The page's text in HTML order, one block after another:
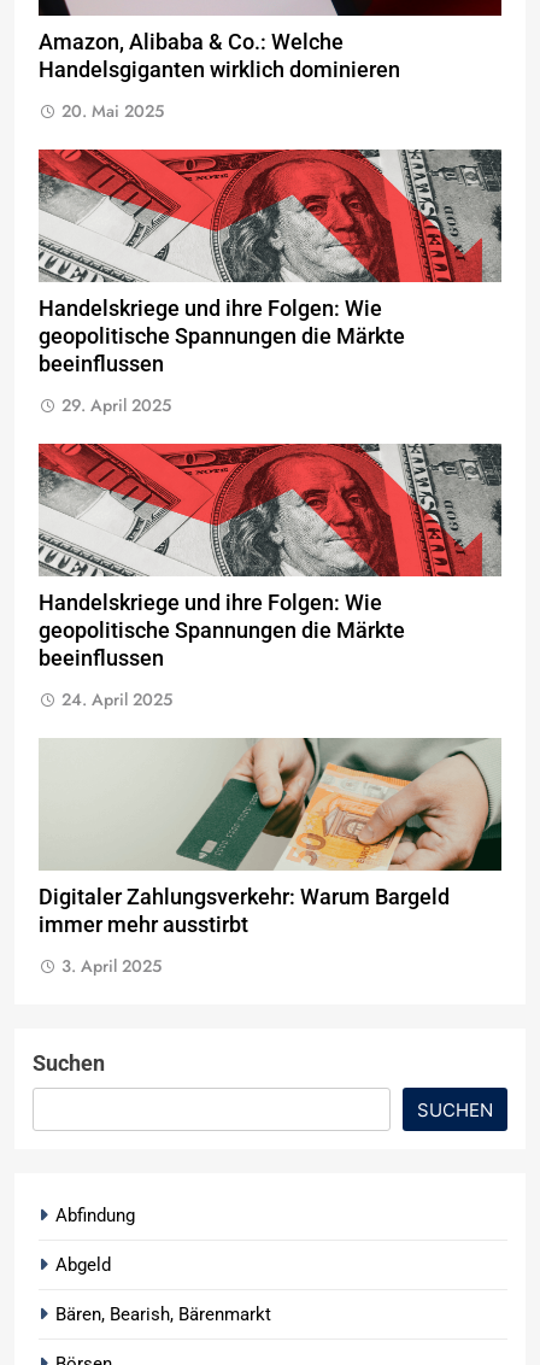
Amazon, Alibaba & Co.: Welche
Handelsgiganten wirklich dominieren
20. Mai 2025
Handelskriege und ihre Folgen: Wie
geopolitische Spannungen die Märkte
beeinflussen
29. April 2025
Handelskriege und ihre Folgen: Wie
geopolitische Spannungen die Märkte
beeinflussen
24. April 2025
Digitaler Zahlungsverkehr: Warum Bargeld
immer mehr ausstirbt
3. April 2025
Suchen
SUCHEN
Abfindung
Abgeld
Bären, Bearish, Bärenmarkt